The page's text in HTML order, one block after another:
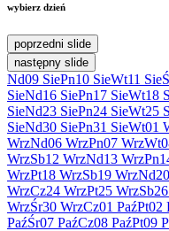
wybierz dzień
poprzedni slide
następny slide
Nd09 SiePn10 SieWt11 Sie
SieNd16 SiePn17 SieWt18
SieNd23 SiePn24 SieWt25
SieNd30 SiePn31 SieWt01
WrzNd06 WrzPn07 WrzWt
WrzSb12 WrzNd13 WrzPn
WrzPt18 WrzSb19 WrzNd
WrzCz24 WrzPt25 WrzSb
WrzŚr30 WrzCz01 PaźPt02
PaźŚr07 PaźCz08 PaźPt09